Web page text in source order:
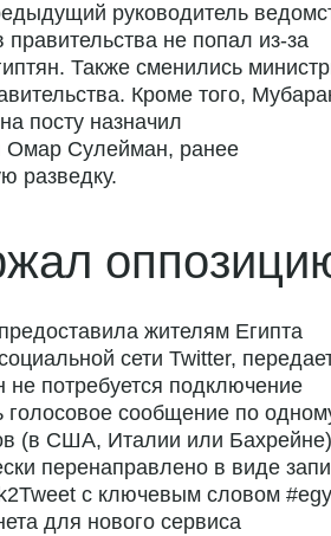
руководитель
правительства не попал из-за
Также сменились
Кроме того,
посту назначил
Омар Сулейман, ранее
разведку.
жителям Египта
сети Twitter,
потребуется подключение
голосовое сообщение по
(в США, Италии или
перенаправлено в виде
с ключевым словом
для нового сервиса